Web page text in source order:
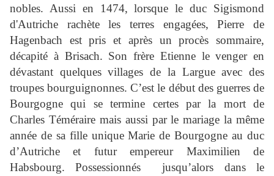
nobles. Aussi en 1474, lorsque le duc Sigismond
d'Autriche rachète les terres engagées, Pierre de
Hagenbach est pris et après un procès sommaire,
décapité à Brisach. Son frère Etienne le venger en
dévastant quelques villages de la Largue avec des
troupes bourguignonnes. C’est le début des guerres de
Bourgogne qui se termine certes par la mort de
Charles Téméraire mais aussi par le mariage la même
année de sa fille unique Marie de Bourgogne au duc
d’Autriche et futur empereur Maximilien de
Habsbourg. Possessionnés
jusqu’alors dans le